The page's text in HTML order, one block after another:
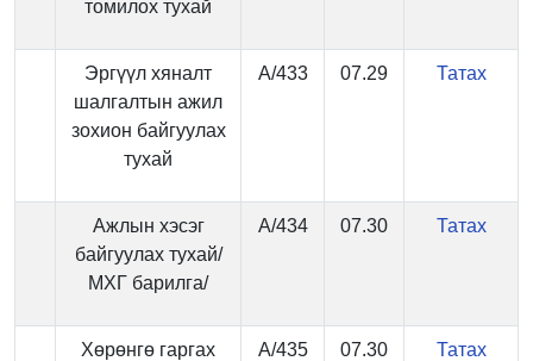
томилох тухай
Эргүүл хяналт
шалгалтын ажил
зохион байгуулах
тухай
А/433 07.29 Татах
Ажлын хэсэг
байгуулах тухай/
МХГ барилга/
А/434 07.30 Татах
Хөрөнгө гаргах
А/435 07.30 Татах